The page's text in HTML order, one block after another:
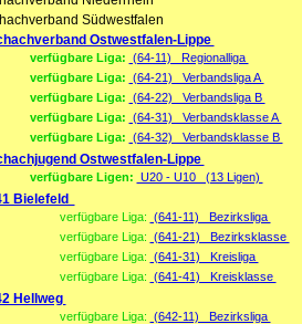
Südwestfalen
Ostwestfalen-Lippe
verfügbare Liga: (64-11) Regionalliga
verfügbare Liga: (64-21) Verbandsliga A
verfügbare Liga: (64-22) Verbandsliga B
verfügbare Liga: (64-31) Verbandsklasse A
verfügbare Liga: (64-32) Verbandsklasse B
Ostwestfalen-Lippe
verfügbare Ligen: U20 - U10 (13 Ligen)
Bielefeld
verfügbare Liga: (641-11) Bezirksliga
verfügbare Liga: (641-21) Bezirksklasse
verfügbare Liga: (641-31) Kreisliga
verfügbare Liga: (641-41) Kreisklasse
Hellweg
verfügbare Liga: (642-11) Bezirksliga